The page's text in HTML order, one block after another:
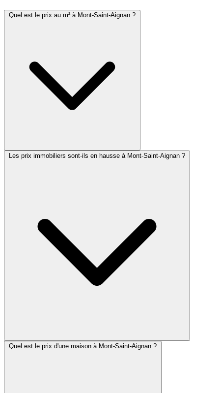
Quel est le prix au m² à Mont-Saint-Aignan ?
Les prix immobiliers sont-ils en hausse à Mont-Saint-Aignan ?
Quel est le prix d'une maison à Mont-Saint-Aignan ?